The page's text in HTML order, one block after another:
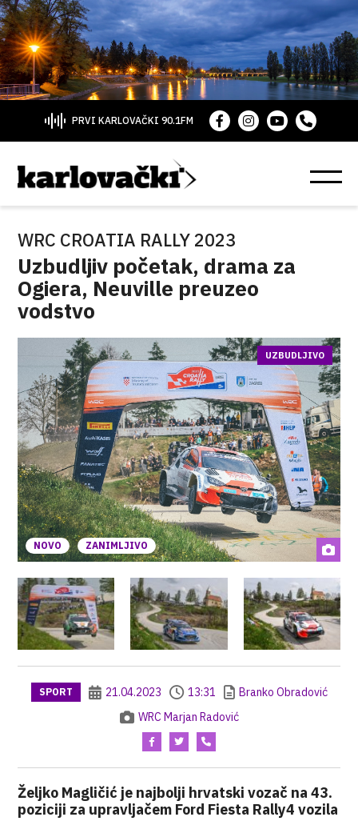
PRVI KARLOVAČKI 90.1FM
WRC CROATIA RALLY 2023
Uzbudljiv početak, drama za
Ogiera, Neuville preuzeo
vodstvo
NOVO ZANIMLJIVO
UZBUDLJIVO
SPORT 21.04.2023 13:31
Branko Obradović
WRC Marjan Radović
Željko Magličić je najbolji hrvatski vozač na 43.
poziciji za upravljačem Ford Fiesta Rally4 vozila